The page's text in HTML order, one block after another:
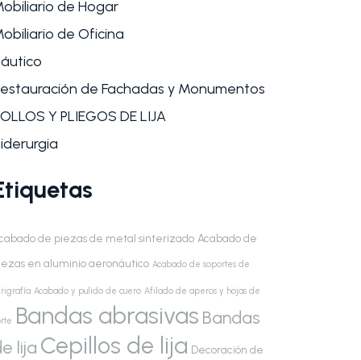
de Hogar
de Oficina
de Fachadas y Monumentos
Y PLIEGOS DE LIJA
de piezas de metal sinterizado Acabado de
en aluminio aeronáutico Acabado de soportes de
Acabado y pulido de cuero Afilado de aperos y hojas de
Bandas abrasivas Bandas
lija Cepillos de lija Decoración de